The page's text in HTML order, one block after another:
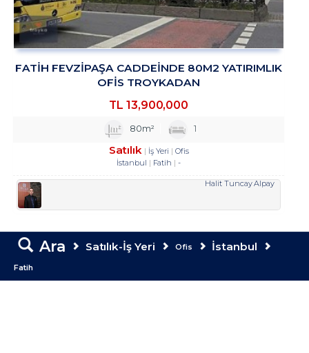
FATİH FEVZİPAŞA CADDEİNDE 80M2 YATIRIMLIK
OFİS TROYKADAN
TL 13,900,000
80m² 1
Satılık İş Yeri
Ofis
İstanbul
Fatih -
Halit Tuncay Alpay
Ara Satılık-İş Yeri Ofis İstanbul
Fatih